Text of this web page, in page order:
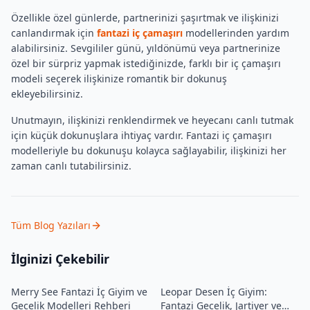
Özellikle özel günlerde, partnerinizi şaşırtmak ve ilişkinizi
canlandırmak için fantazi iç çamaşırı modellerinden yardım
alabilirsiniz. Sevgililer günü, yıldönümü veya partnerinize
özel bir sürpriz yapmak istediğinizde, farklı bir iç çamaşırı
modeli seçerek ilişkinize romantik bir dokunuş
ekleyebilirsiniz.
Unutmayın, ilişkinizi renklendirmek ve heyecanı canlı tutmak
için küçük dokunuşlara ihtiyaç vardır. Fantazi iç çamaşırı
modelleriyle bu dokunuşu kolayca sağlayabilir, ilişkinizi her
zaman canlı tutabilirsiniz.
Tüm Blog Yazıları
İlginizi Çekebilir
Merry See Fantazi İç Giyim ve
Gecelik Modelleri Rehberi
Leopar Desen İç Giyim:
Fantazi Gecelik, Jartiyer ve